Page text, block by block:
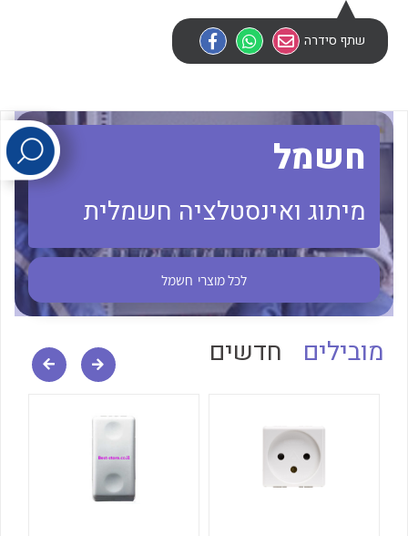
לכל מוצרי היצרן
לכל מוצרי היצרן לכל מוצרי היצרן
שתף סידרה
חשמל
מיתוג ואינסטלציה חשמלית
לכל מוצרי חשמל
מובילים חדשים